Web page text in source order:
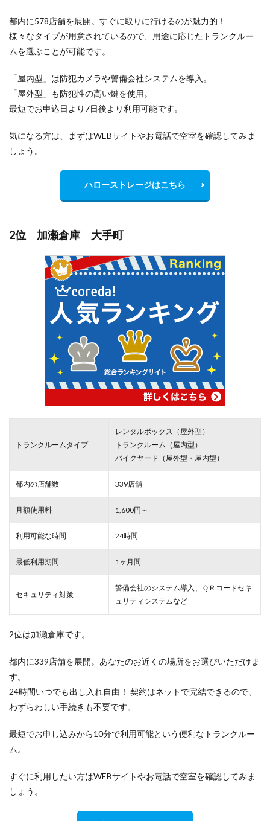
都内に578店舗を展開。すぐに取りに行けるのが魅力的！
様々なタイプが用意されているので、用途に応じたトランクルー
ムを選ぶことが可能です。
「屋内型」は防犯カメラや警備会社システムを導入。
「屋外型」も防犯性の高い鍵を使用。
最短でお申込日より7日後より利用可能です。
気になる方は、まずはWEBサイトやお電話で空室を確認してみま
しょう。
ハローストレージはこちら
2位 加瀬倉庫 大手町
トランクルームタイプ
レンタルボックス（屋外型）
トランクルーム（屋内型）
バイクヤード（屋外型・屋内型）
都内の店舗数 339店舗
月額使用料 1,600円～
利用可能な時間 24時間
最低利用期間 1ヶ月間
セキュリティ対策
警備会社のシステム導入、ＱＲコードセキ
ュリティシステムなど
2位は加瀬倉庫です。
都内に339店舗を展開。あなたのお近くの場所をお選びいただけま
す。
24時間いつでも出し入れ自由！ 契約はネットで完結できるので、
わずらわしい手続きも不要です。
最短でお申し込みから10分で利用可能という便利なトランクルー
ム。
すぐに利用したい方はWEBサイトやお電話で空室を確認してみま
しょう。